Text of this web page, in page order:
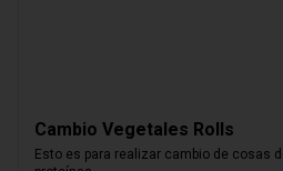
Cambio Vegetales Rolls
Esto es para realizar cambio de cosas